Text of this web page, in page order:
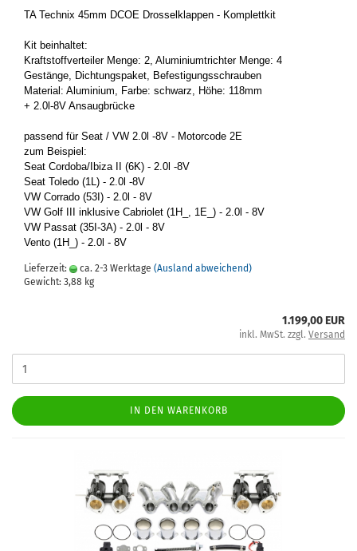
TA Tech­nix 45mm DCOE Dros­sel­klap­pen - Kom­plett­kit
Kit be­inhal­tet:
Kraft­stoff­ver­tei­ler Menge: 2, Alu­mi­ni­umtrich­ter Menge: 4
Ge­stän­ge, Dich­tungs­pa­ket, Be­fes­ti­gungs­schrau­ben
Ma­te­ri­al: Alu­mi­ni­um, Farbe: schwarz, Höhe: 118mm
+ 2.0l-8V An­saug­brü­cke
pas­send für Seat / VW 2.0l -8V - Mo­tor­code 2E
zum Bei­spiel:
Seat Cor­do­ba/Ibiza II (6K) - 2.0l -8V
Seat To­le­do (1L) - 2.0l -8V
VW Cor­ra­do (53I) - 2.0l - 8V
VW Golf III in­klu­si­ve Ca­brio­let (1H_, 1E_) - 2.0l - 8V
VW Pas­sat (35I-​3A) - 2.0l - 8V
Vento (1H_) - 2.0l - 8V
Lieferzeit: ca. 2-3 Werktage (Ausland abweichend)
Gewicht: 3,88 kg
1.199,00 EUR
inkl. MwSt. zzgl. Versand
IN DEN WARENKORB